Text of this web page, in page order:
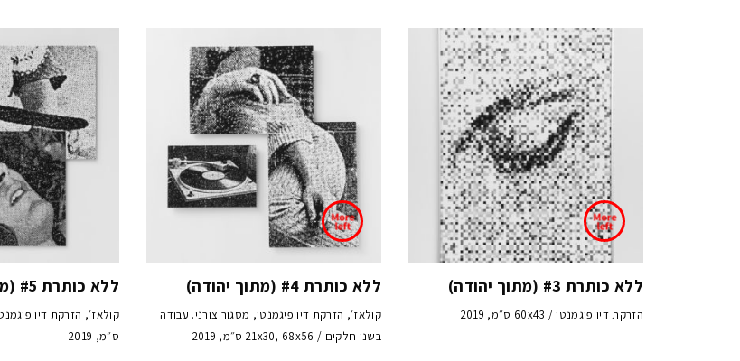
ללא כותרת #3 (מתוך יהודה)
הזרקת דיו פיגמנטי / 60x43 ס״מ, 2019
ללא כותרת #4 (מתוך יהודה)
קולאז׳, הזרקת דיו פיגמנטי, מסגור צורני. עבודה
בשני חלקים / 21x30, 68x56 ס״מ, 2019
ללא כותרת #5 (מתוך יהודה)
ס״מ, 2019